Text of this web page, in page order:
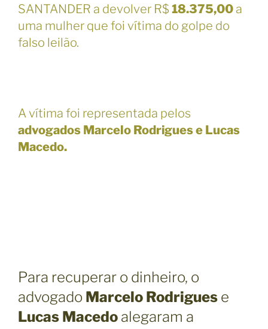
SANTANDER a devolver R$ 18.375,00 a
uma mulher que foi vítima do golpe do
falso leilão.
A vítima foi representada pelos
advogados Marcelo Rodrigues e Lucas
Macedo.
Para recuperar o dinheiro, o
advogado Marcelo Rodrigues e
Lucas Macedo alegaram a